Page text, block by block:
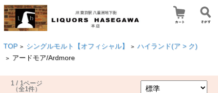
TOP > シングルモルト【オフィシャル】 > ハイランド(ア > ク)
> アードモア/Ardmore
1 / 1ページ
（全1件）